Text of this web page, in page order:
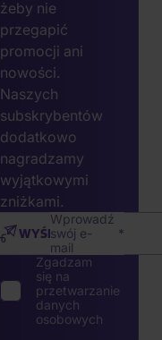
żeby nie
przegapić
promocji ani
nowości.
Naszych
subskrybentów
dodatkowo
nagradzamy
wyjątkowymi
zniżkami.
Wprowadź
swój e-
mail
WYŚLIJ
Zgadzam
się na
przetwarzanie
danych
osobowych